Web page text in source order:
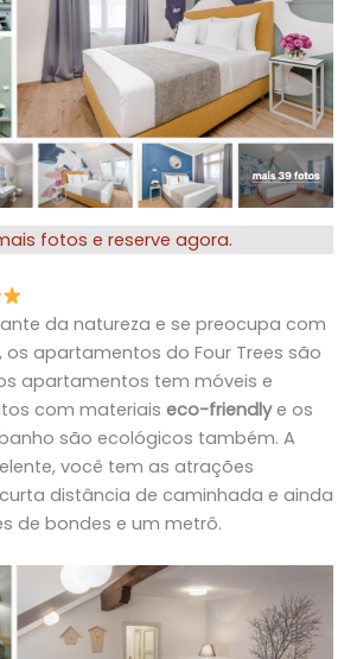
fotos e reserve agora.
da natureza e se preocupa com
apartamentos do Four Trees são
apartamentos tem móveis e
com materiais eco-friendlye os
são ecológicos também. A
você tem as atrações
distância de caminhada e ainda
de bondes e um metrô.